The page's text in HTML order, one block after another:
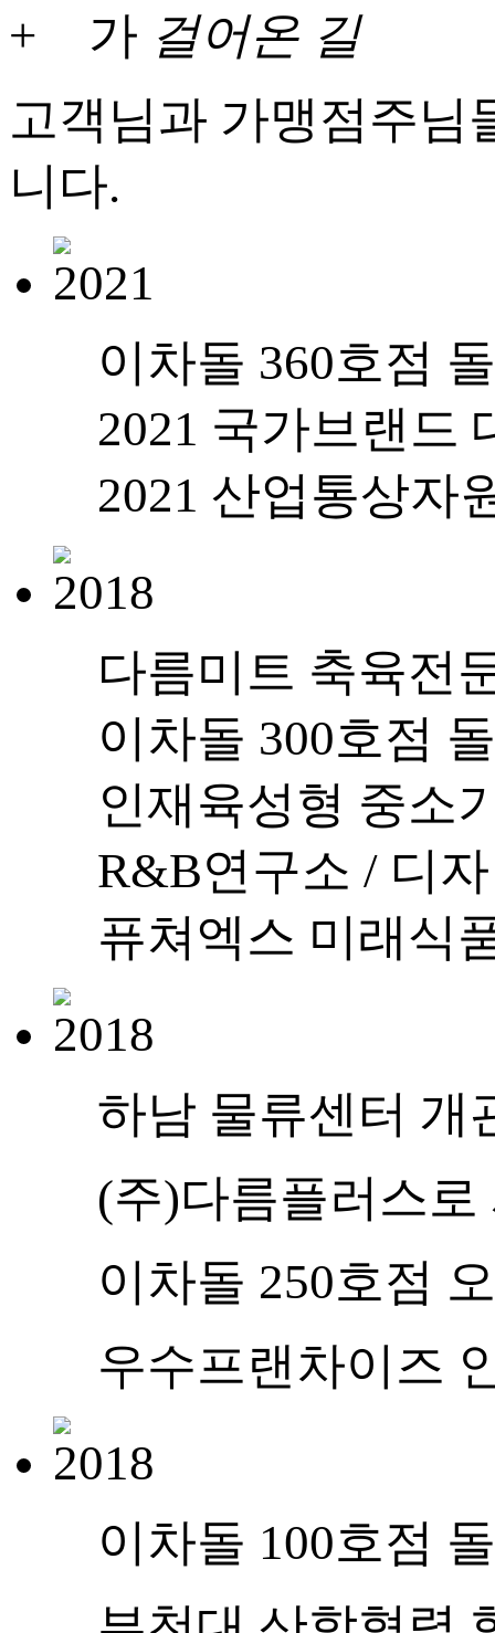
가 걸어온 길
고객님과 가맹점주님
니다.
이차돌 360호점
2021 국가브랜드
2021 산업통상자
다름미트 축육전
이차돌 300호점
인재육성형 중소
R&B연구소 / 디
퓨쳐엑스 미래식
하남 물류센터 개
(주)다름플러스로
이차돌 250호점
우수프랜차이즈
이차돌 100호점